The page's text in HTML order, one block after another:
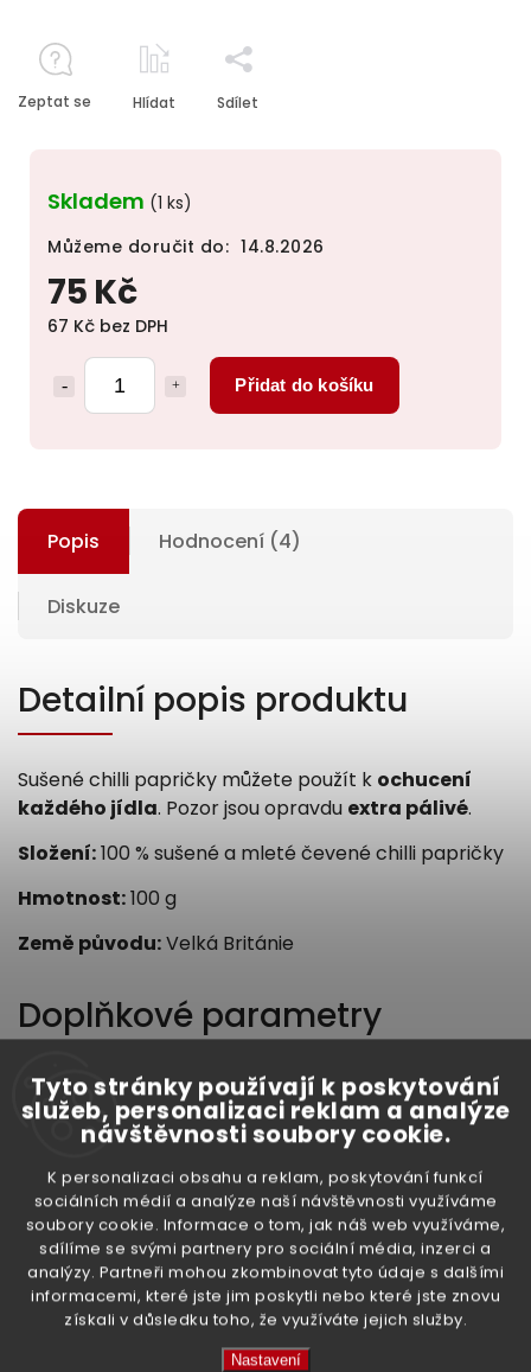
Tyto stránky používají k poskytování
služeb, personalizaci reklam a analýze
návštěvnosti soubory cookie.
K personalizaci obsahu a reklam, poskytování funkcí
sociálních médií a analýze naší návštěvnosti využíváme
soubory cookie. Informace o tom, jak náš web využíváme,
sdílíme se svými partnery pro sociální média, inzerci a
analýzy. Partneři mohou zkombinovat tyto údaje s dalšími
informacemi, které jste jim poskytli nebo které jste znovu
získali v důsledku toho, že využíváte jejich služby.
Nastavení
75 Kč
67 Kč bez DPH
Přidat do košíku
Skladem (1 ks)
Můžeme doručit do: 14.8.2026
Zeptat se Hlídat Sdílet
Popis Hodnocení (4)
Diskuze
Detailní popis produktu
Sušené chilli papričky můžete použít k ochucení
každého jídla. Pozor jsou opravdu extra pálivé.
Složení:100 % sušené a mleté čevené chilli papričky
Hmotnost:100 g
Země původu:Velká Británie
Doplňkové parametry
Kategorie: Koření
Hmotnost: 0.11 kg
EAN: 5017689010355
High-contrast mode